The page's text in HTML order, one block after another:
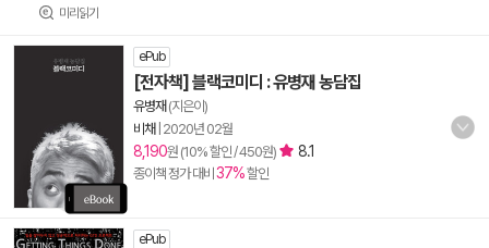
미리읽기
ePub
[전자책] 블랙코미디 : 유병재 농담집
유병재 (지은이)
비채 2020년 02월
8,190원 (10% 할인 / 450원) 8.1
종이책 정가 대비 37%할인
ePub